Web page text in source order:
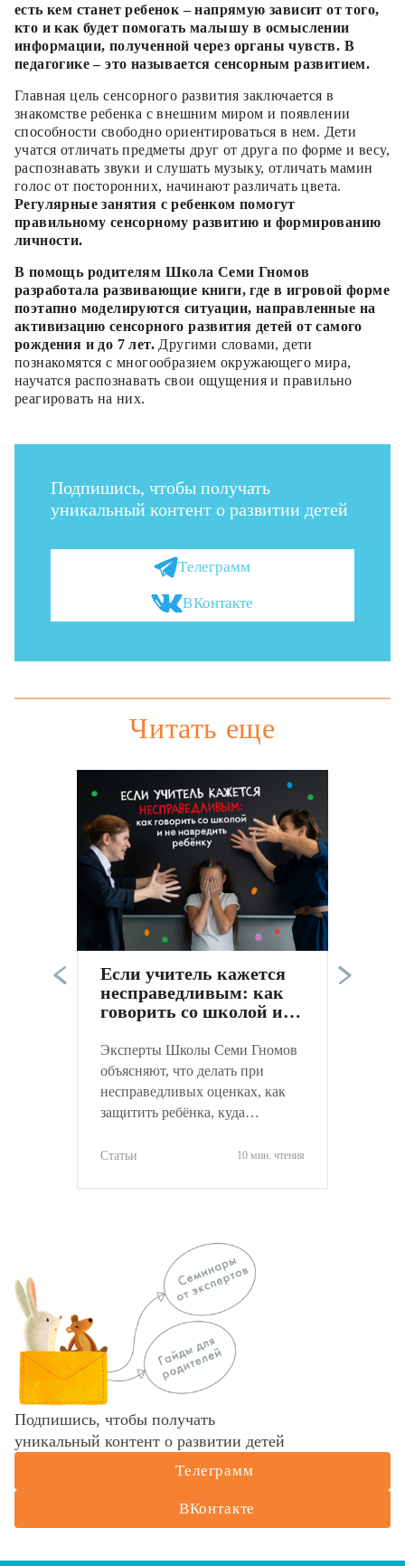
есть кем станет ребенок – напрямую зависит от того,
кто и как будет помогать малышу в осмыслении
информации, полученной через органы чувств. В
педагогике – это называется сенсорным развитием.
Главная цель сенсорного развития заключается в
знакомстве ребенка с внешним миром и появлении
способности свободно ориентироваться в нем. Дети
учатся отличать предметы друг от друга по форме и весу,
распознавать звуки и слушать музыку, отличать мамин
голос от посторонних, начинают различать цвета.
Регулярные занятия с ребенком помогут
правильному сенсорному развитию и формированию
личности.
В помощь родителям Школа Семи Гномов
разработала развивающие книги, где в игровой форме
поэтапно моделируются ситуации, направленные на
активизацию сенсорного развития детей от самого
рождения и до 7 лет. Другими словами, дети
познакомятся с многообразием окружающего мира,
научатся распознавать свои ощущения и правильно
реагировать на них.
Подпишись, чтобы получать
уникальный контент о развитии детей
Телеграмм
ВКонтакте
Читать еще
Если учитель кажется
несправедливым: как
говорить со школой и
Эксперты Школы Семи Гномов
объясняют, что делать при
несправедливых оценках, как
защитить ребёнка, куда
оценить ситуацию.
Статьи 10 мин. чтения
Подпишись, чтобы получать
уникальный контент о развитии детей
Телеграмм
ВКонтакте